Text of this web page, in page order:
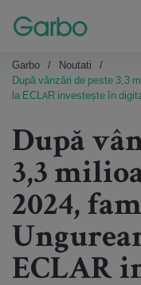
Garbo
Noutati
După vânzări de peste 3,3
la ECLAR investește în
După
3,3
2024,
ECLAR